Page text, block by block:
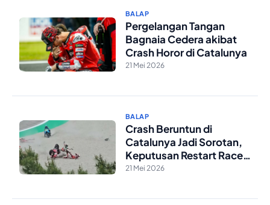
BALAP
Pergelangan Tangan
Bagnaia Cedera akibat
Crash Horor di Catalunya
21 Mei 2026
BALAP
Crash Beruntun di
Catalunya Jadi Sorotan,
Keputusan Restart Race
Direction Dipertanyakan
21 Mei 2026